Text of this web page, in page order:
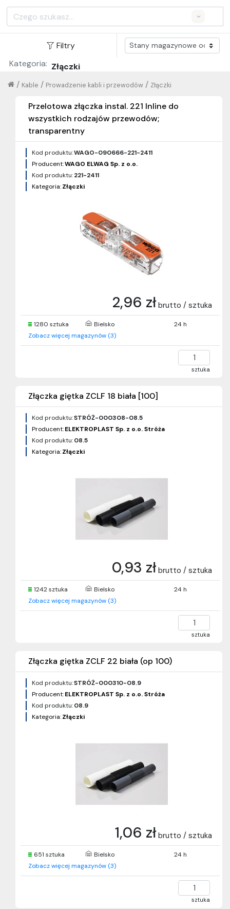
Search
Filtry
Kategoria: Złączki
Złączki
/
Prowadzenie kabli i przewodów
/
Kable
/
Przelotowa złączka instal. 221 Inline do
wszystkich rodzajów przewodów;
transparentny
Kod produktu:WAGO-090666-221-2411
Producent:WAGO ELWAG Sp. z o.o.
Kod produktu:221-2411
Kategoria:Złączki
2,96 zł brutto / sztuka
1280 sztuka Bielsko
24 h
Zobacz więcej magazynów (3)
sztuka
Złączka giętka ZCLF 18 biała [100]
Kod produktu:STRÓŻ-000308-08.5
Producent:ELEKTROPLAST Sp. z o.o. Stróża
Kod produktu:08.5
Kategoria:Złączki
0,93 zł brutto / sztuka
1242 sztuka Bielsko
24 h
Zobacz więcej magazynów (3)
sztuka
Złączka giętka ZCLF 22 biała (op 100)
Kod produktu:STRÓŻ-000310-08.9
Producent:ELEKTROPLAST Sp. z o.o. Stróża
Kod produktu:08.9
Kategoria:Złączki
1,06 zł brutto / sztuka
651 sztuka Bielsko
24 h
Zobacz więcej magazynów (3)
sztuka